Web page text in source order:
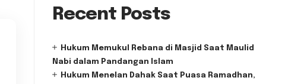
Recent Posts
Hukum Memukul Rebana di Masjid Saat Maulid
Nabi dalam Pandangan Islam
Hukum Menelan Dahak Saat Puasa Ramadhan,